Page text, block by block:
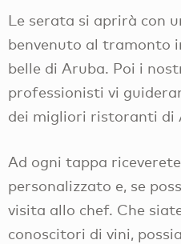
Le serata si aprirà con
benvenuto al tramonto
belle di Aruba. Poi i
professionisti vi
dei migliori ristoranti di
Ad ogni tappa
personalizzato e, se
visita allo chef. Che
conoscitori di vini,